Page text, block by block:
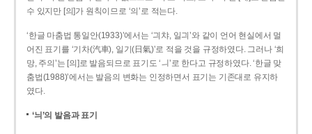
수 있지만 [의]가 원칙이므로 ‘의’로 적는다.
‘한글 마춤법 통일안(1933)’에서는 ‘긔챠, 일긔’와 같이 언어 현실에서 멀
어진 표기를 ‘기차(汽車), 일기(日氣)’로 적을 것을 규정하였다. 그러나 ‘희
망, 주의’는 [의]로 발음되므로 표기도 ‘ㅢ’로 한다고 규정하였다. ‘한글 맞
춤법(1988)’에서는 발음의 변화는 인정하면서 표기는 기존대로 유지하
였다.
‘늬’의 발음과 표기